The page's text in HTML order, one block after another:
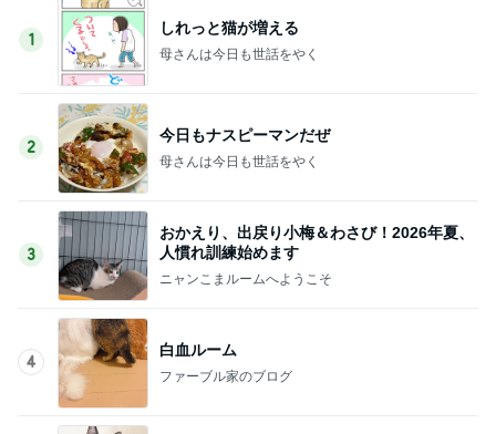
1
しれっと猫が増える
母さんは今日も世話をやく
2
今日もナスピーマンだぜ
母さんは今日も世話をやく
3
おかえり、出戻り小梅＆わさび！2026年夏、
人慣れ訓練始めます
ニャンこまルームへようこそ
4
白血ルーム
ファーブル家のブログ